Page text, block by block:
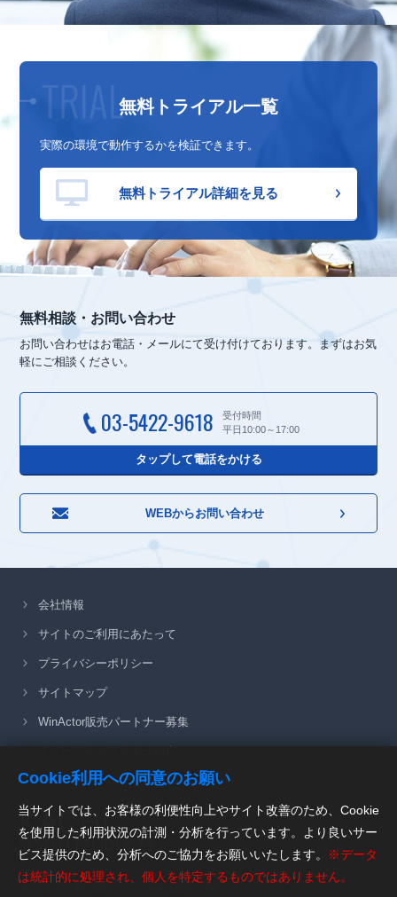
無料トライアル一覧
実際の環境で動作するかを検証できます。
無料トライアル詳細を見る
無料相談・お問い合わせ
お問い合わせはお電話・メールにて受け付けております。まずはお気
軽にご相談ください。
03-5422-9618
受付時間
平日10:00～17:00
タップして電話をかける
WEBからお問い合わせ
会社情報
サイトのご利用にあたって
プライバシーポリシー
サイトマップ
WinActor販売パートナー募集
〒141-0022
Cookie利用への同意のお願い
当サイトでは、お客様の利便性向上やサイト改善のため、Cookie
を使用した利用状況の計測・分析を行っています。より良いサー
ビス提供のため、分析へのご協力をお願いいたします。
※データ
は統計的に処理され、個人を特定するものではありません。